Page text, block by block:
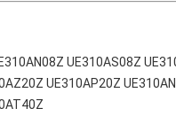
UE310AS08Z
UE310AP20Z